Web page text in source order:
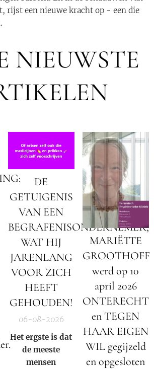
rijst een nieuwe kracht op - een die
NIEUWSTE
DE
GETUIGENIS
VAN EEN
BEGRAFENISONDERNEMER;
WAT HIJ
JARENLANG
VOOR ZICH
HEEFT
GEHOUDEN!
06-08-2026
Het ergste is dat
de meeste
mensen
MARIËTTE
GROOTHOFF
werd op 10
april 2026
ONTERECHT
en TEGEN
HAAR EIGEN
WIL gegijzeld
en opgesloten